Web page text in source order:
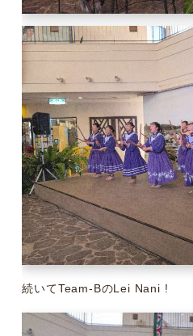
続いてTeam-BのLei Nani !